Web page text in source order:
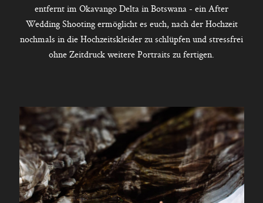
entfernt im Okavango Delta in Botswana - ein After
Wedding Shooting ermöglicht es euch, nach der Hochzeit
nochmals in die Hochzeitskleider zu schlüpfen und stressfrei
ohne Zeitdruck weitere Portraits zu fertigen.